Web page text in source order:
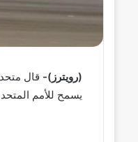
(رويترز)- قال
يسمح للأمم